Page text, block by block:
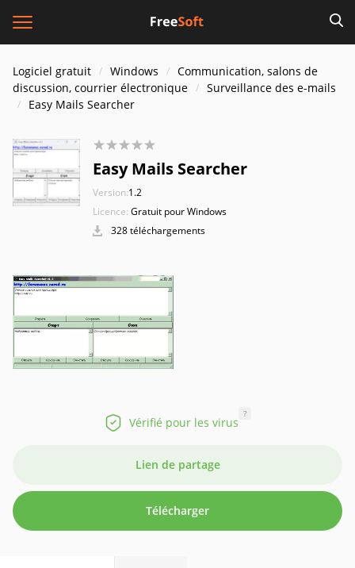
Logiciel gratuit Windows
Communication, salons de
discussion, courrier électronique
Surveillance des e-mails
Easy Mails Searcher
Easy Mails Searcher
Version:1.2
Licence: Gratuit pour Windows
328 téléchargements
Vérifié pour les virus
?
Lien de partage
Télécharger